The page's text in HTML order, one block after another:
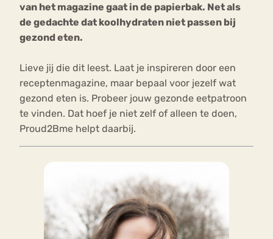
van het magazine gaat in de papierbak. Net als
de gedachte dat koolhydraten niet passen bij
gezond eten.
Lieve jij die dit leest. Laat je inspireren door een
receptenmagazine, maar bepaal voor jezelf wat
gezond eten is. Probeer jouw gezonde eetpatroon
te vinden. Dat hoef je niet zelf of alleen te doen,
Proud2Bme helpt daarbij.